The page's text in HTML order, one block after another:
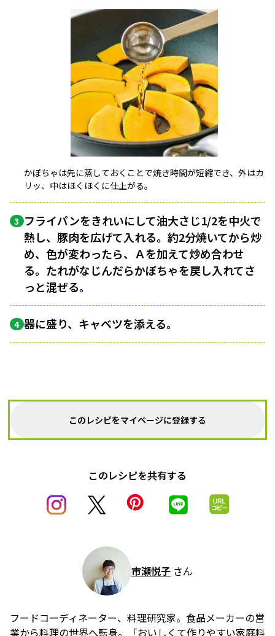
かぼちゃは先に蒸しておくことで焼き時間が短縮でき、外はカ
リッ、中はほくほくに仕上がる。
3 フライパンをきれいにして油大さじ1/2を中火で
熱し、豚肉を広げて入れる。約2分焼いてから炒
め、色が変わったら、Ａを加えて炒め合わせ
る。たれがなじんだらかぼちゃを戻し入れてさ
っと混ぜる。
4 器に盛り、キャベツを添える。
このレシピをマイページに登録する
このレシピを共有する
市瀬悦子 さん
フードコーディネーター、料理研究家。食品メーカーの営
業から料理の世界へ転身。「おいしくて作りやすい家庭料